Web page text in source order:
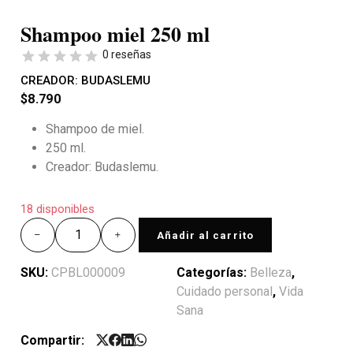
Shampoo miel 250 ml
0 reseñas
CREADOR: BUDASLEMU
$8.790
Shampoo de miel.
250 ml.
Creador: Budaslemu.
18 disponibles
Añadir al carrito
SKU: CPBL000009 Categorías: Belleza,
Cuidado personal, Vida
Sana
Compartir: